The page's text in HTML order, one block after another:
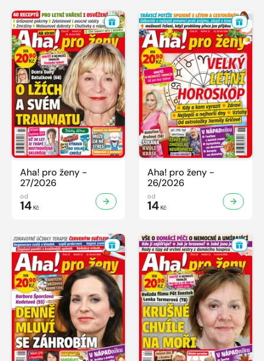
Aha! pro ženy -
27/2026
od
14Kč
Aha! pro ženy -
26/2026
od
14Kč